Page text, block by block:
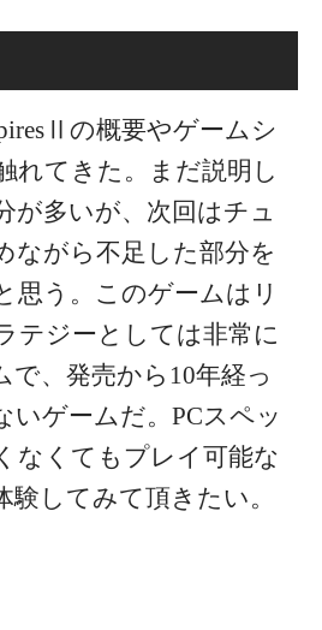
の概要やゲームシ
れてきた。まだ説明し
が多いが、次回はチュ
ながら不足した部分を
思う。このゲームはリ
テジーとしては非常に
で、発売から10年経っ
いゲームだ。PCスペッ
なくてもプレイ可能な
してみて頂きたい。